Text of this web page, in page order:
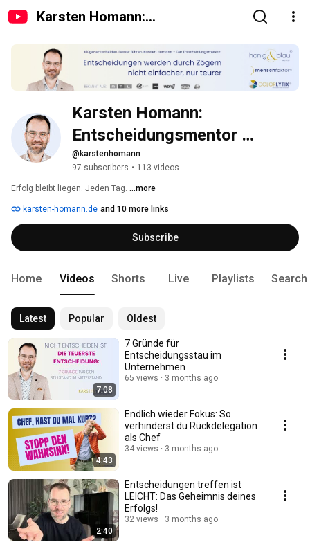
Karsten Homann:
Farbpsychologe
Karsten Homann:
Entscheidungsmentor
Farbpsychologe
@karstenhomann
97 subscribers • 113 videos
Erfolg bleibt liegen. Jeden Tag. ...more
karsten-homann.de and 10 more links
Subscribe
Home Videos Shorts Live Playlists Search
Latest Popular Oldest
7:08
7 Gründe für
Entscheidungsstau im
Unternehmen
65 views 3 months ago
4:43
Endlich wieder Fokus: So
verhinderst du Rückdelegation
als Chef
34 views 3 months ago
2:40
Entscheidungen treffen ist
LEICHT: Das Geheimnis deines
Erfolgs!
32 views 3 months ago